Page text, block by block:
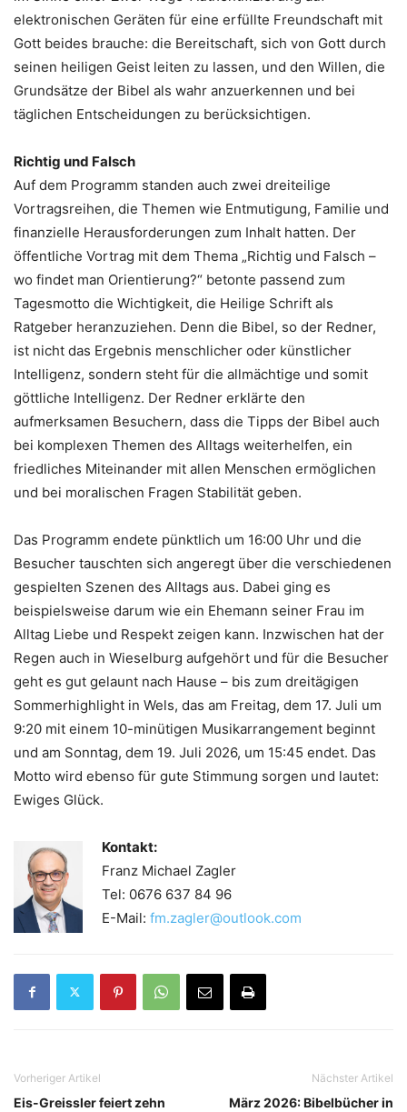
elektronischen Geräten für eine erfüllte Freundschaft mit
Gott beides brauche: die Bereitschaft, sich von Gott durch
seinen heiligen Geist leiten zu lassen, und den Willen, die
Grundsätze der Bibel als wahr anzuerkennen und bei
täglichen Entscheidungen zu berücksichtigen.
Richtig und Falsch
Auf dem Programm standen auch zwei dreiteilige
Vortragsreihen, die Themen wie Entmutigung, Familie und
finanzielle Herausforderungen zum Inhalt hatten. Der
öffentliche Vortrag mit dem Thema „Richtig und Falsch –
wo findet man Orientierung?“ betonte passend zum
Tagesmotto die Wichtigkeit, die Heilige Schrift als
Ratgeber heranzuziehen. Denn die Bibel, so der Redner,
ist nicht das Ergebnis menschlicher oder künstlicher
Intelligenz, sondern steht für die allmächtige und somit
göttliche Intelligenz. Der Redner erklärte den
aufmerksamen Besuchern, dass die Tipps der Bibel auch
bei komplexen Themen des Alltags weiterhelfen, ein
friedliches Miteinander mit allen Menschen ermöglichen
und bei moralischen Fragen Stabilität geben.
Das Programm endete pünktlich um 16:00 Uhr und die
Besucher tauschten sich angeregt über die verschiedenen
gespielten Szenen des Alltags aus. Dabei ging es
beispielsweise darum wie ein Ehemann seiner Frau im
Alltag Liebe und Respekt zeigen kann. Inzwischen hat der
Regen auch in Wieselburg aufgehört und für die Besucher
geht es gut gelaunt nach Hause – bis zum dreitägigen
Sommerhighlight in Wels, das am Freitag, dem 17. Juli um
9:20 mit einem 10-minütigen Musikarrangement beginnt
und am Sonntag, dem 19. Juli 2026, um 15:45 endet. Das
Motto wird ebenso für gute Stimmung sorgen und lautet:
Ewiges Glück.
Kontakt:
Franz Michael Zagler
Tel: 0676 637 84 96
E-Mail: fm.zagler@outlook.com
Vorheriger Artikel
Eis-Greissler feiert zehn
Nächster Artikel
März 2026: Bibelbücher in